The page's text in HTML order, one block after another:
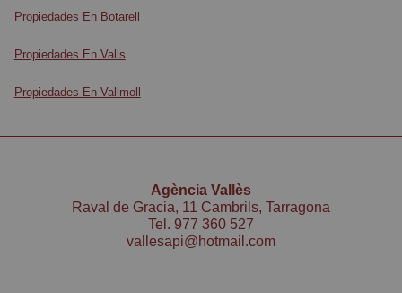
Propiedades En Botarell
Propiedades En Valls
Propiedades En Vallmoll
Agència Vallès
Raval de Gracia, 11 Cambrils, Tarragona
Tel. 977 360 527
vallesapi@hotmail.com